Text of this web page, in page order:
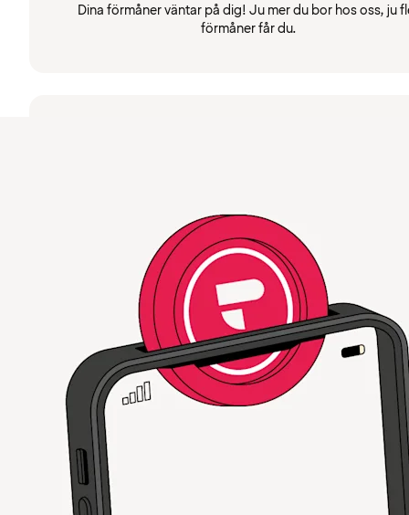
Dina förmåner väntar på dig! Ju mer du bor hos oss, ju
förmåner får du.